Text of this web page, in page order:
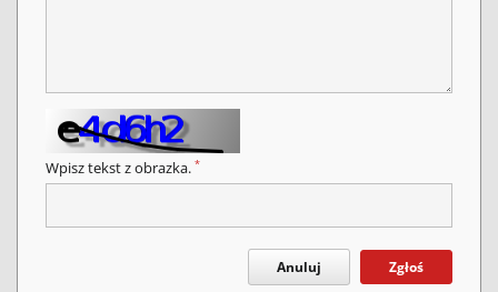
Wpisz tekst z obrazka. *
Anuluj Zgłoś